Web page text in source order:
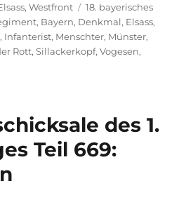
,Westfront Schlagwörter
18. bayerisches
, Bayern, Denkmal, Elsass,
, Infanterist, Menschter, Münster,
Rott,Sillackerkopf,Vogesen,
des 1.
Teil 669: